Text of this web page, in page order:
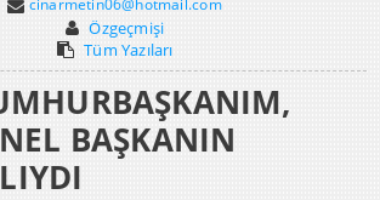
Özgeçmişi
Tüm Yazıları
BAŞKANIN